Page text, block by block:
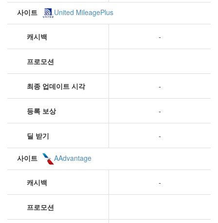
사이트 United MileagePlus
캐시백 -
프로모션
최종 업데이트 시각 -
등록 보상 -
딜 받기 -
사이트 AAdvantage
캐시백 -
프로모션